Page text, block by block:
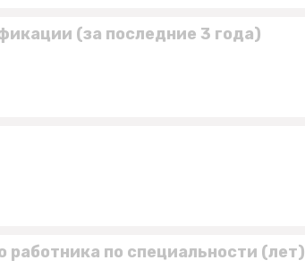
(за последние 3 года)
работника по специальности (лет)